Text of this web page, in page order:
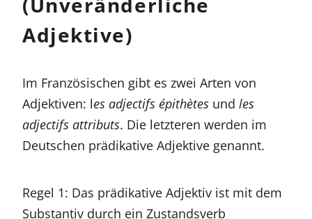
Adjektive)
Im Französischen gibt es zwei Arten von
Adjektiven: les adjectifs épithètes und les
adjectifs attributs. Die letzteren werden im
Deutschen prädikative Adjektive genannt.
Regel 1: Das prädikative Adjektiv ist mit dem
Substantiv durch ein Zustandsverb